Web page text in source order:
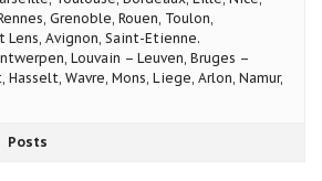
Grenoble, Rouen, Toulon,
Avignon, Saint-Etienne.
Louvain – Leuven, Bruges –
Hasselt, Wavre, Mons, Liege, Arlon, Namur,
Posts